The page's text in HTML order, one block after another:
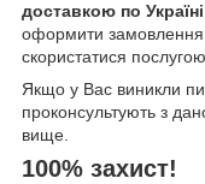
доставкою по
оформити замовлення
скористатися
Якщо у Вас виникли
проконсультують з
вище.
100% захист!